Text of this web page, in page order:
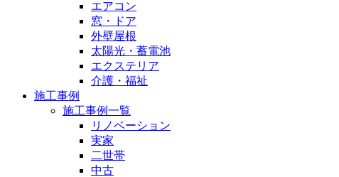
エアコン
窓・ドア
外壁屋根
太陽光・蓄電池
エクステリア
介護・福祉
施工事例
施工事例一覧
リノベーション
実家
二世帯
中古